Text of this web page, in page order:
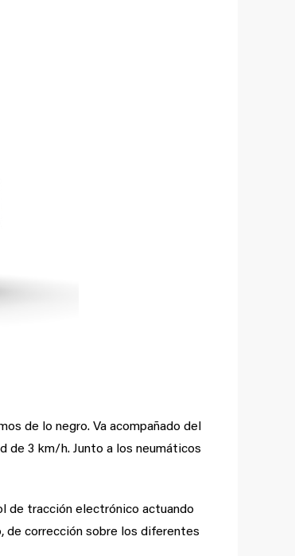
de lo negro. Va acompañado del
de 3 km/h. Junto a los neumáticos
de tracción electrónico actuando
de corrección sobre los diferentes